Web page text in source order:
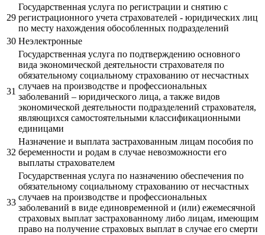
29
Государственная услуга по регистрации и снятию с
регистрационного учета страхователей - юридических лиц
по месту нахождения обособленных подразделений
30 Неэлектронные
31
Государственная услуга по подтверждению основного
вида экономической деятельности страхователя по
обязательному социальному страхованию от несчастных
случаев на производстве и профессиональных
заболеваний – юридического лица, а также видов
экономической деятельности подразделений страхователя,
являющихся самостоятельными классификационными
единицами
32
Назначение и выплата застрахованным лицам пособия по
беременности и родам в случае невозможности его
выплаты страхователем
33
Государственная услуга по назначению обеспечения по
обязательному социальному страхованию от несчастных
случаев на производстве и профессиональных
заболеваний в виде единовременной и (или) ежемесячной
страховых выплат застрахованному либо лицам, имеющим
право на получение страховых выплат в случае его смерти